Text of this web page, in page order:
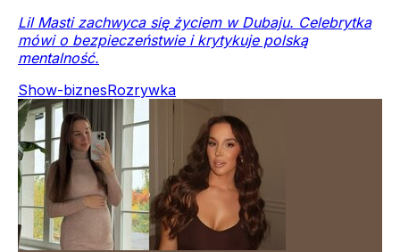
Lil Masti zachwyca się życiem w Dubaju. Celebrytka
mówi o bezpieczeństwie i krytykuje polską
mentalność.
Show-biznesRozrywka